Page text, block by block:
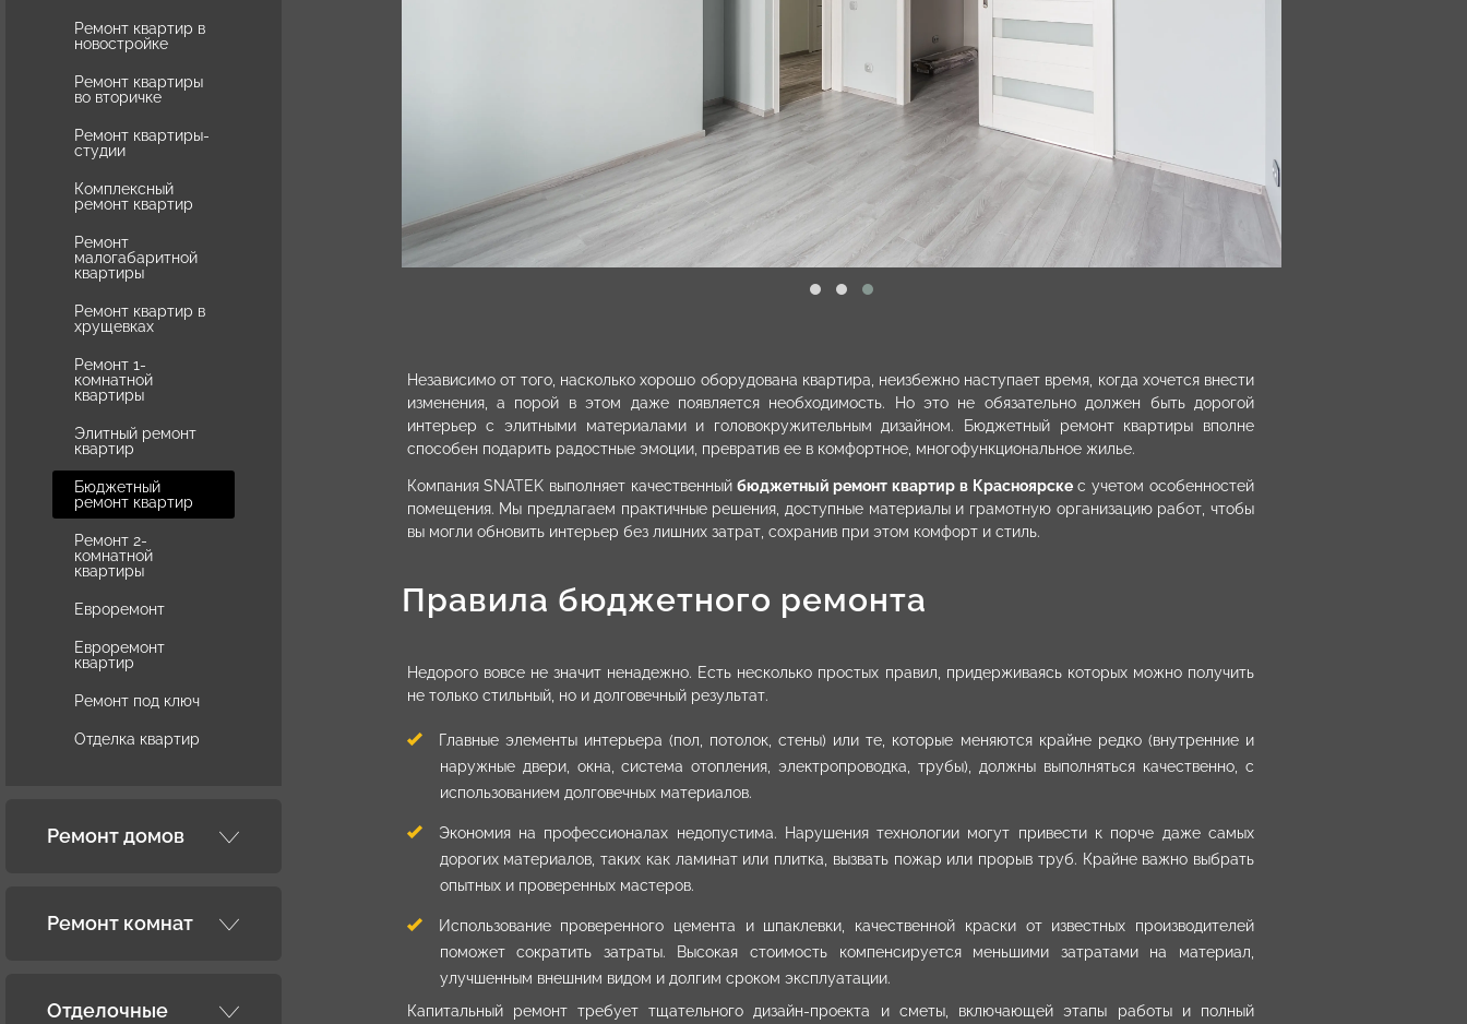
Ремонт квартир в
новостройке
Ремонт квартиры
во вторичке
Ремонт квартиры-
студии
Комплексный
ремонт квартир
Ремонт
малогабаритной
квартиры
Ремонт квартир в
хрущевках
Ремонт 1-
комнатной
квартиры
Элитный ремонт
квартир
Бюджетный
ремонт квартир
Ремонт 2-
комнатной
квартиры
Евроремонт
Евроремонт
квартир
Ремонт под ключ
Отделка квартир
Ремонт домов
Ремонт комнат
Отделочные
Независимо от того, насколько хорошо оборудована квартира, неизбежно наступает время, когда хочется внести
изменения, а порой в этом даже появляется необходимость. Но это не обязательно должен быть дорогой
интерьер с элитными материалами и головокружительным дизайном. Бюджетный ремонт квартиры вполне
способен подарить радостные эмоции, превратив ее в комфортное, многофункциональное жилье.
Компания SNATEK выполняет качественныйбюджетный ремонт квартир в Красноярскес учетом особенностей
помещения. Мы предлагаем практичные решения, доступные материалы и грамотную организацию работ, чтобы
вы могли обновить интерьер без лишних затрат, сохранив при этом комфорт и стиль.
Правила бюджетного ремонта
Недорого вовсе не значит ненадежно. Есть несколько простых правил, придерживаясь которых можно получить
не только стильный, но и долговечный результат.
Главные элементы интерьера (пол, потолок, стены) или те, которые меняются крайне редко (внутренние и
наружные двери, окна, система отопления, электропроводка, трубы), должны выполняться качественно, с
использованием долговечных материалов.
Экономия на профессионалах недопустима. Нарушения технологии могут привести к порче даже самых
дорогих материалов, таких как ламинат или плитка, вызвать пожар или прорыв труб. Крайне важно выбрать
опытных и проверенных мастеров.
Использование проверенного цемента и шпаклевки, качественной краски от известных производителей
поможет сократить затраты. Высокая стоимость компенсируется меньшими затратами на материал,
улучшенным внешним видом и долгим сроком эксплуатации.
Капитальный ремонт требует тщательного дизайн-проекта и сметы, включающей этапы работы и полный